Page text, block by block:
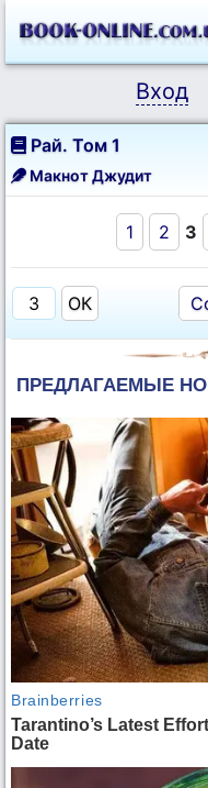
Вход
Рай. Том 1
Макнот Джудит
1 2 3